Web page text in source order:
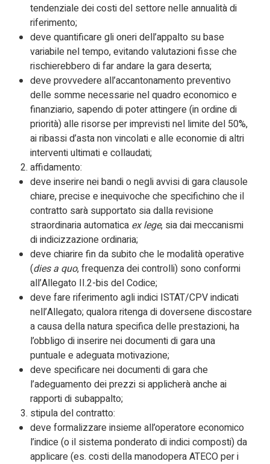
tendenziale dei costi del settore nelle annualità di
riferimento;
deve quantificare gli oneri dell’appalto su base
variabile nel tempo, evitando valutazioni fisse che
rischierebbero di far andare la gara deserta;
deve provvedere all’accantonamento preventivo
delle somme necessarie nel quadro economico e
finanziario, sapendo di poter attingere (in ordine di
priorità) alle risorse per imprevisti nel limite del 50%,
ai ribassi d’asta non vincolati e alle economie di altri
interventi ultimati e collaudati;
affidamento:
deve inserire nei bandi o negli avvisi di gara clausole
chiare, precise e inequivoche che specifichino che il
contratto sarà supportato sia dalla revisione
straordinaria automatica ex lege, sia dai meccanismi
di indicizzazione ordinaria;
deve chiarire fin da subito che le modalità operative
(dies a quo, frequenza dei controlli) sono conformi
all’Allegato II.2-bis del Codice;
deve fare riferimento agli indici ISTAT/CPV indicati
nell’Allegato; qualora ritenga di doversene discostare
a causa della natura specifica delle prestazioni, ha
l’obbligo di inserire nei documenti di gara una
puntuale e adeguata motivazione;
deve specificare nei documenti di gara che
l’adeguamento dei prezzi si applicherà anche ai
rapporti di subappalto;
stipula del contratto:
deve formalizzare insieme all’operatore economico
l’indice (o il sistema ponderato di indici composti) da
applicare (es. costi della manodopera ATECO per i